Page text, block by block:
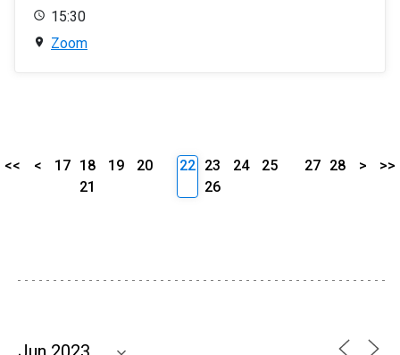
15:30
Zoom
<< < 17 18 19
20
21
22 23 24
25
26
27 28 > >>